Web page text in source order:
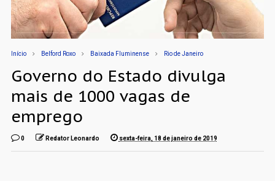
Início Belford Roxo Baixada Fluminense Rio de Janeiro
Governo do Estado divulga
mais de 1000 vagas de
emprego
0 Redator Leonardo sexta-feira, 18 de janeiro de 2019